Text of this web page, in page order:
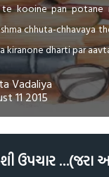
kooine pan potane
chhuta-chhavaya
kiranone dharti par
Vadaliya
11 2015